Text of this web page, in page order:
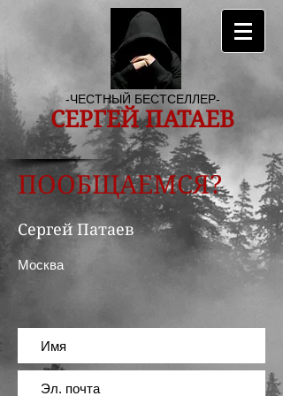
-ЧЕСТНЫЙ БЕСТСЕЛЛЕР-
СЕРГЕЙ ПАТАЕВ
ПООБЩАЕМСЯ?
Сергей Патаев
Москва